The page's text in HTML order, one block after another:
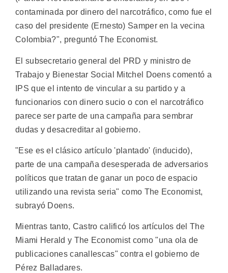
contaminada por dinero del narcotráfico, como fue el
caso del presidente (Ernesto) Samper en la vecina
Colombia?", preguntó The Economist.
El subsecretario general del PRD y ministro de
Trabajo y Bienestar Social Mitchel Doens comentó a
IPS que el intento de vincular a su partido y a
funcionarios con dinero sucio o con el narcotráfico
parece ser parte de una campaña para sembrar
dudas y desacreditar al gobierno.
"Ese es el clásico artículo 'plantado' (inducido),
parte de una campaña desesperada de adversarios
políticos que tratan de ganar un poco de espacio
utilizando una revista seria" como The Economist,
subrayó Doens.
Mientras tanto, Castro calificó los artículos del The
Miami Herald y The Economist como "una ola de
publicaciones canallescas" contra el gobierno de
Pérez Balladares.